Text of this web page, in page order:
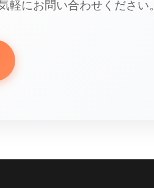
にお問い合わせください。